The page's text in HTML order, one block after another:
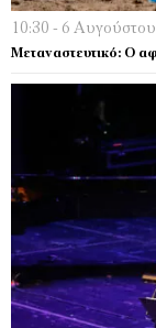
10:30 - 6
Μεταναστευτικό: Ο